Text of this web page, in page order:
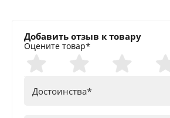
Добавить отзыв к товару
Оцените товар*